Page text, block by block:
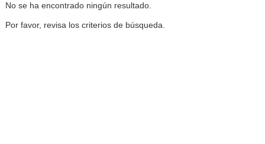
No se ha encontrado ningún resultado.
Por favor, revisa los criterios de búsqueda.